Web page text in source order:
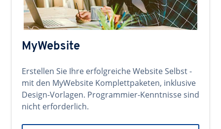
MyWebsite
Erstellen Sie Ihre erfolgreiche Website Selbst -
mit den MyWebsite Komplettpaketen, inklusive
Design-Vorlagen. Programmier-Kenntnisse sind
nicht erforderlich.